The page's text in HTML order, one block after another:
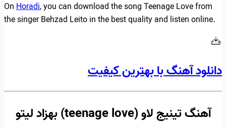
OnHoradi, you can download the song Teenage Love from
the singer Behzad Leito in the best quality and listen online.
دانلود آهنگ با بهترین کیفیت
آهنگ تینیج لاو (teenage love) بهزاد لیتو